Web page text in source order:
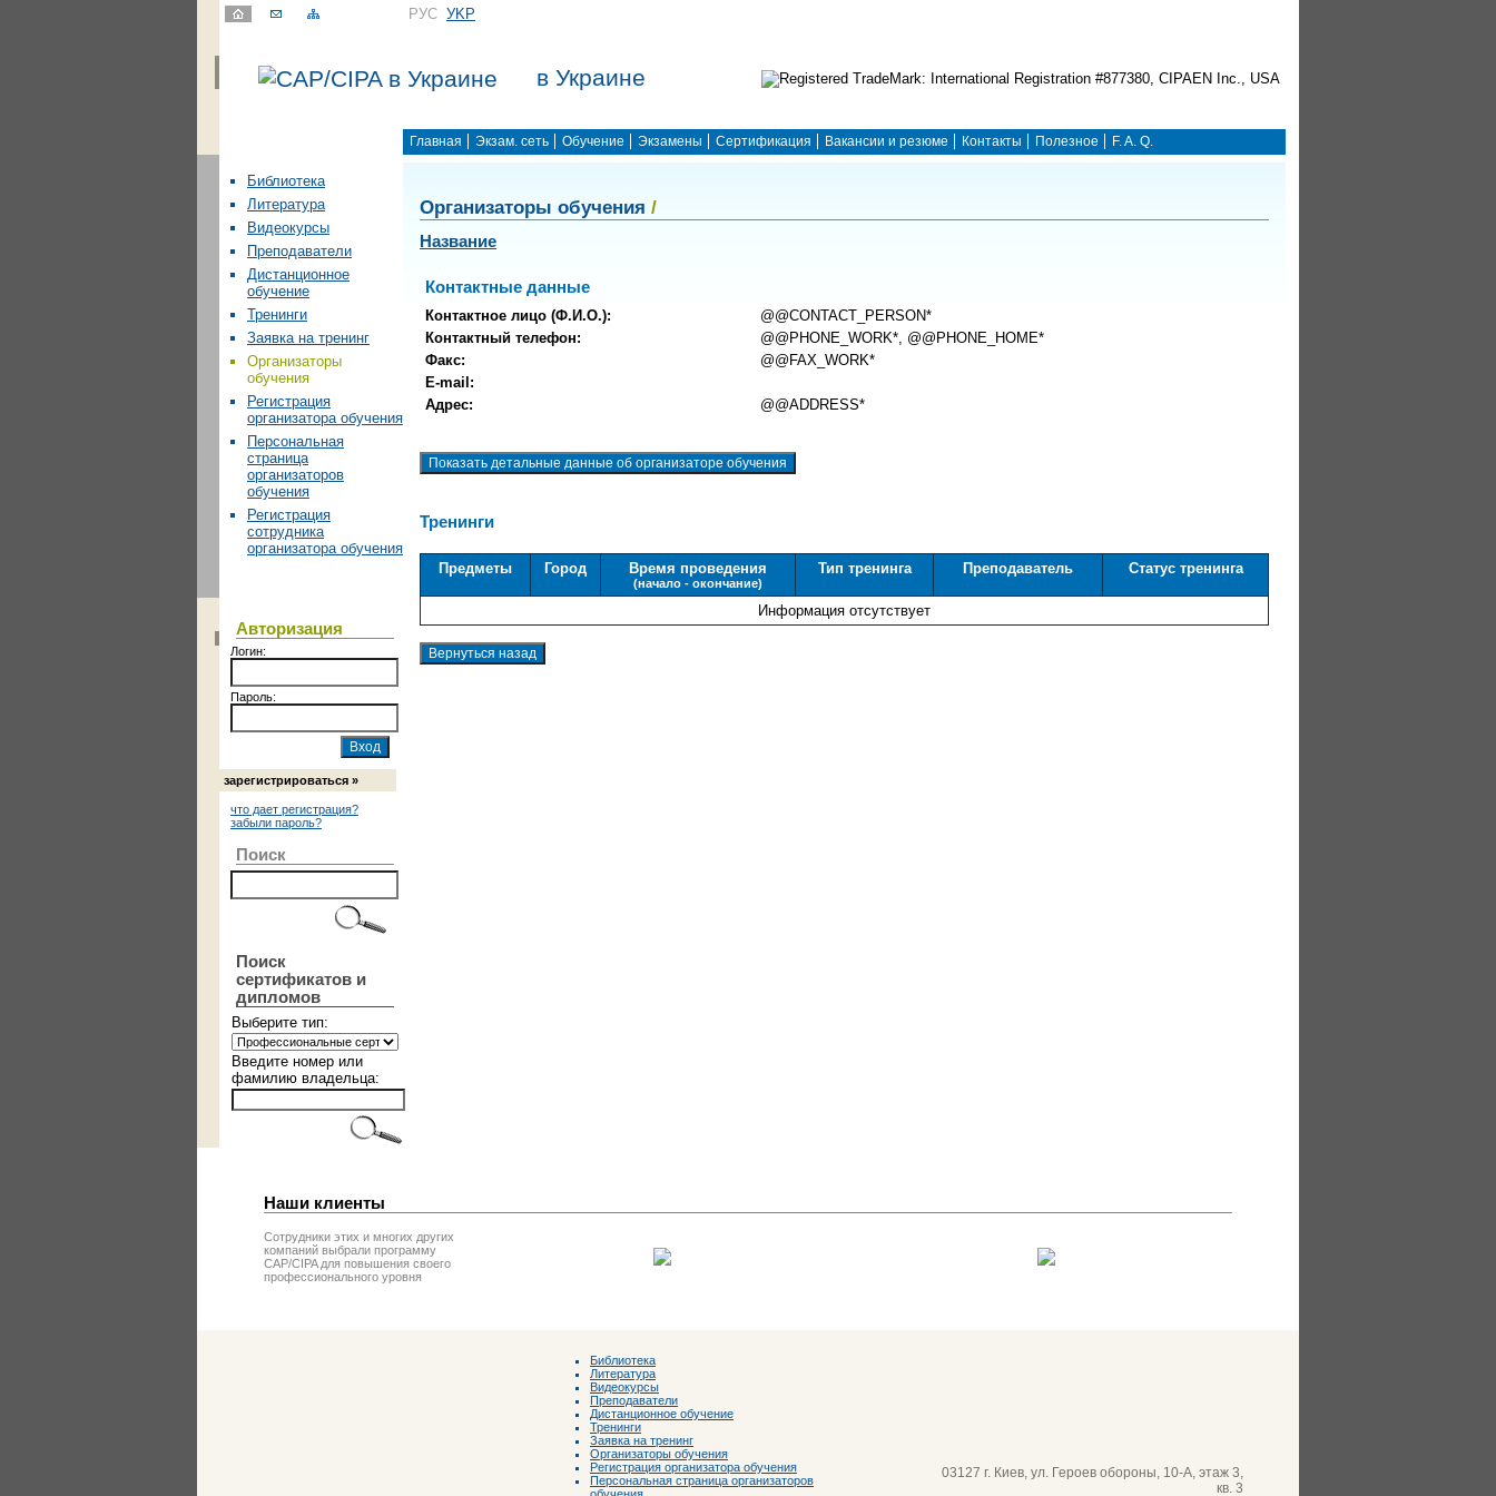
РУС УKР
в Украине
Главная Экзам. сеть Обучение Экзамены Сертификация Вакансии и резюме Контакты Полезное F. A. Q.
Библиотека
Литература
Видеокурсы
Преподаватели
Дистанционное
обучение
Тренинги
Заявка на тренинг
Организаторы
обучения
Регистрация
организатора обучения
Персональная
страница
организаторов
обучения
Регистрация
сотрудника
организатора обучения
Авторизация
Логин:
Пароль:
зарегистрироваться »
что дает регистрация?
забыли пароль?
Поиск
Поиск
сертификатов и
дипломов
Выберите тип:
Введите номер или
фамилию владельца:
Организаторы обучения /
Название
Контактные данные
Контактное лицо (Ф.И.О.):
@@CONTACT_PERSON*
Контактный телефон:
@@PHONE_WORK*, @@PHONE_HOME*
Факс:
@@FAX_WORK*
E-mail:
Адрес:
@@ADDRESS*
Тренинги
Предметы Город Время проведения
(начало - окончание)
Тип тренинга Преподаватель Статус тренинга
Информация отсутствует
Наши клиенты
Сотрудники этих и многих других
компаний выбрали программу
CAP/CIPA для повышения своего
профессионального уровня
Библиотека
Литература
Видеокурсы
Преподаватели
Дистанционное обучение
Тренинги
Заявка на тренинг
Организаторы обучения
Регистрация организатора обучения
Персональная страница организаторов
03127 г. Киев, ул. Героев обороны, 10-А, этаж 3,
кв. 3